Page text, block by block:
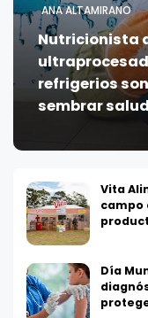
ANA ALTAMIRANO
Nutricionista
refrigerios
sembrar
Vita
campo
Día